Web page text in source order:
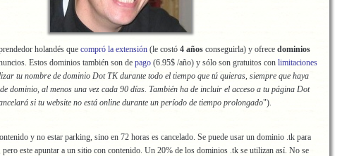
holandés que compró la extensión (le costó 4 años conseguirla) y ofrece dominios
Estos dominios también son de pago (6.95$ /año) y sólo son gratuitos con limitaciones
tu nombre de dominio Dot TK durante todo el tiempo que tú quieras, siempre que haya
dominio, al menos una vez cada 90 días. También ha de incluir el acceso a tu página Dot
si tu website no está online durante un período de tiempo prolongado").
y no estar parking, sino en 72 horas es cancelado. Se puede usar un dominio .tk para
este apuntar a un sitio con contenido. Un 20% de los dominios .tk se utilizan así. No se